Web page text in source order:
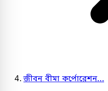
জীবন বীমা কর্পোরেশন…